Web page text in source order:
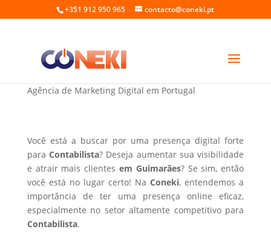
+351 912 950 965 contacto@coneki.pt
Criar site para Contabilista em Guimarães
Agência de Marketing Digital em Portugal
Você está a buscar por uma presença digital forte
paraContabilista? Deseja aumentar sua visibilidade
e atrair mais clientes em Guimarães? Se sim, então
você está no lugar certo! NaConeki, entendemos a
importância de ter uma presença online eficaz,
especialmente no setor altamente competitivo para
Contabilista.